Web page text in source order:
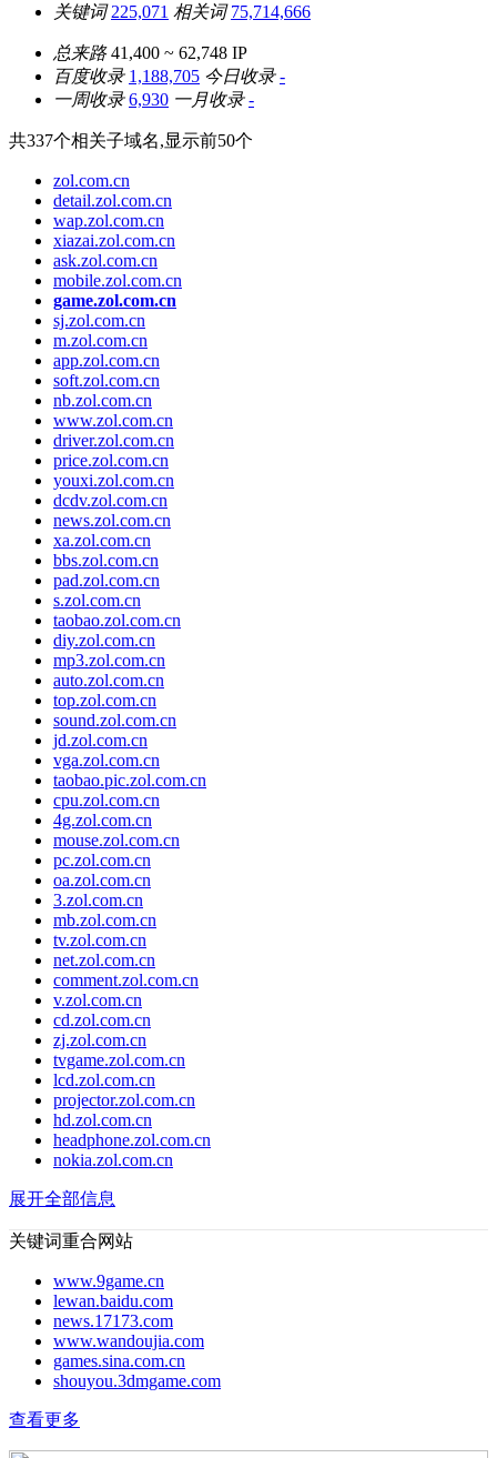
关键词 225,071 相关词 75,714,666
总来路 41,400 ~ 62,748 IP
百度收录 1,188,705 今日收录 -
一周收录 6,930 一月收录 -
共337个相关子域名,显示前50个
zol.com.cn
detail.zol.com.cn
wap.zol.com.cn
xiazai.zol.com.cn
ask.zol.com.cn
mobile.zol.com.cn
game.zol.com.cn
sj.zol.com.cn
m.zol.com.cn
app.zol.com.cn
soft.zol.com.cn
nb.zol.com.cn
www.zol.com.cn
driver.zol.com.cn
price.zol.com.cn
youxi.zol.com.cn
dcdv.zol.com.cn
news.zol.com.cn
xa.zol.com.cn
bbs.zol.com.cn
pad.zol.com.cn
s.zol.com.cn
taobao.zol.com.cn
diy.zol.com.cn
mp3.zol.com.cn
auto.zol.com.cn
top.zol.com.cn
sound.zol.com.cn
jd.zol.com.cn
vga.zol.com.cn
taobao.pic.zol.com.cn
cpu.zol.com.cn
4g.zol.com.cn
mouse.zol.com.cn
pc.zol.com.cn
oa.zol.com.cn
3.zol.com.cn
mb.zol.com.cn
tv.zol.com.cn
net.zol.com.cn
comment.zol.com.cn
v.zol.com.cn
cd.zol.com.cn
zj.zol.com.cn
tvgame.zol.com.cn
lcd.zol.com.cn
projector.zol.com.cn
hd.zol.com.cn
headphone.zol.com.cn
nokia.zol.com.cn
展开全部信息
关键词重合网站
www.9game.cn
lewan.baidu.com
news.17173.com
www.wandoujia.com
games.sina.com.cn
shouyou.3dmgame.com
查看更多